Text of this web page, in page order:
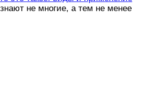
не многие, а тем не менее